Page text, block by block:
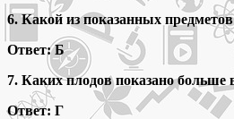
6. Какой из показанных
Ответ: Б
7. Каких плодов показано больше
Ответ: Г